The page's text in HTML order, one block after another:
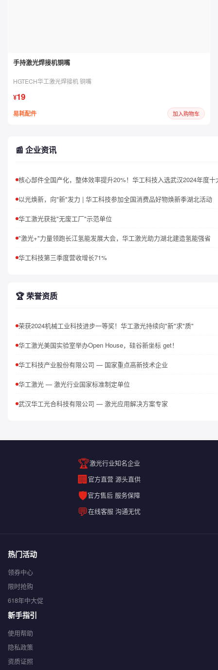
手持激光焊接机铜嘴
HGTECH华工激光焊接机 铜嘴
¥19
易耗配件 加入购物车
📰 企业资讯
以光焕新，向"新"发力 | 华工科技参加全国消费品好物焕新季湖北活动
华工激光获批"无废工厂"示范单位
"激光+"力量领跑长江氢能发展大会，华工激光助力湖北建造氢能强省
华工科技第三季度营收增长71%
🏆 荣誉资质
荣获2024机械工业科技进步一等奖！华工激光持续向"新"求"质"
华工激光美国实验室举办Open House，硅谷新坐标 get！
华工科技产业股份有限公司 — 国家重点高新技术企业
华工激光 — 激光行业国家标准制定单位
武汉华工光合科技有限公司 — 激光应用解决方案专家
🏆激光行业知名企业
🏢官方直营 源头直供
🛡️官方售后 服务保障
💬在线客服 沟通无忧
热门活动
领券中心
限时抢购
618年中大促
新手指引
使用帮助
隐私政策
资质证照